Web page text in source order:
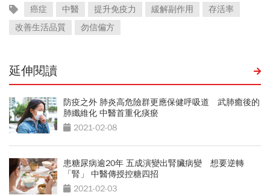
癌症 中醫 提升免疫力 緩解副作用
存活率
改善生活品質
勿信偏方
延伸閱讀
防疫之外 肺炎高危險群更應保健呼吸道 武肺癒後的
肺纖維化 中醫首重化痰瘀
2021-02-08
患糖尿病逾20年 五成演變出腎臟病變 想要逆轉
「腎」 中醫傳授控糖四招
2021-02-03